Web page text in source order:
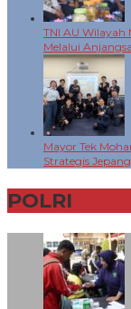
TNI AU
Melalui
Mayor Tek
Strategis Jepang
POLRI